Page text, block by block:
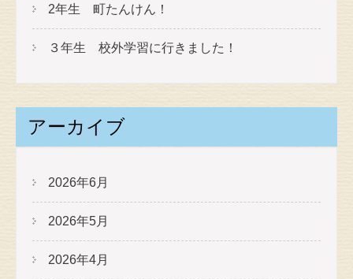
2年生 町たんけん！
３年生 校外学習に行きました！
アーカイブ
2026年6月
2026年5月
2026年4月